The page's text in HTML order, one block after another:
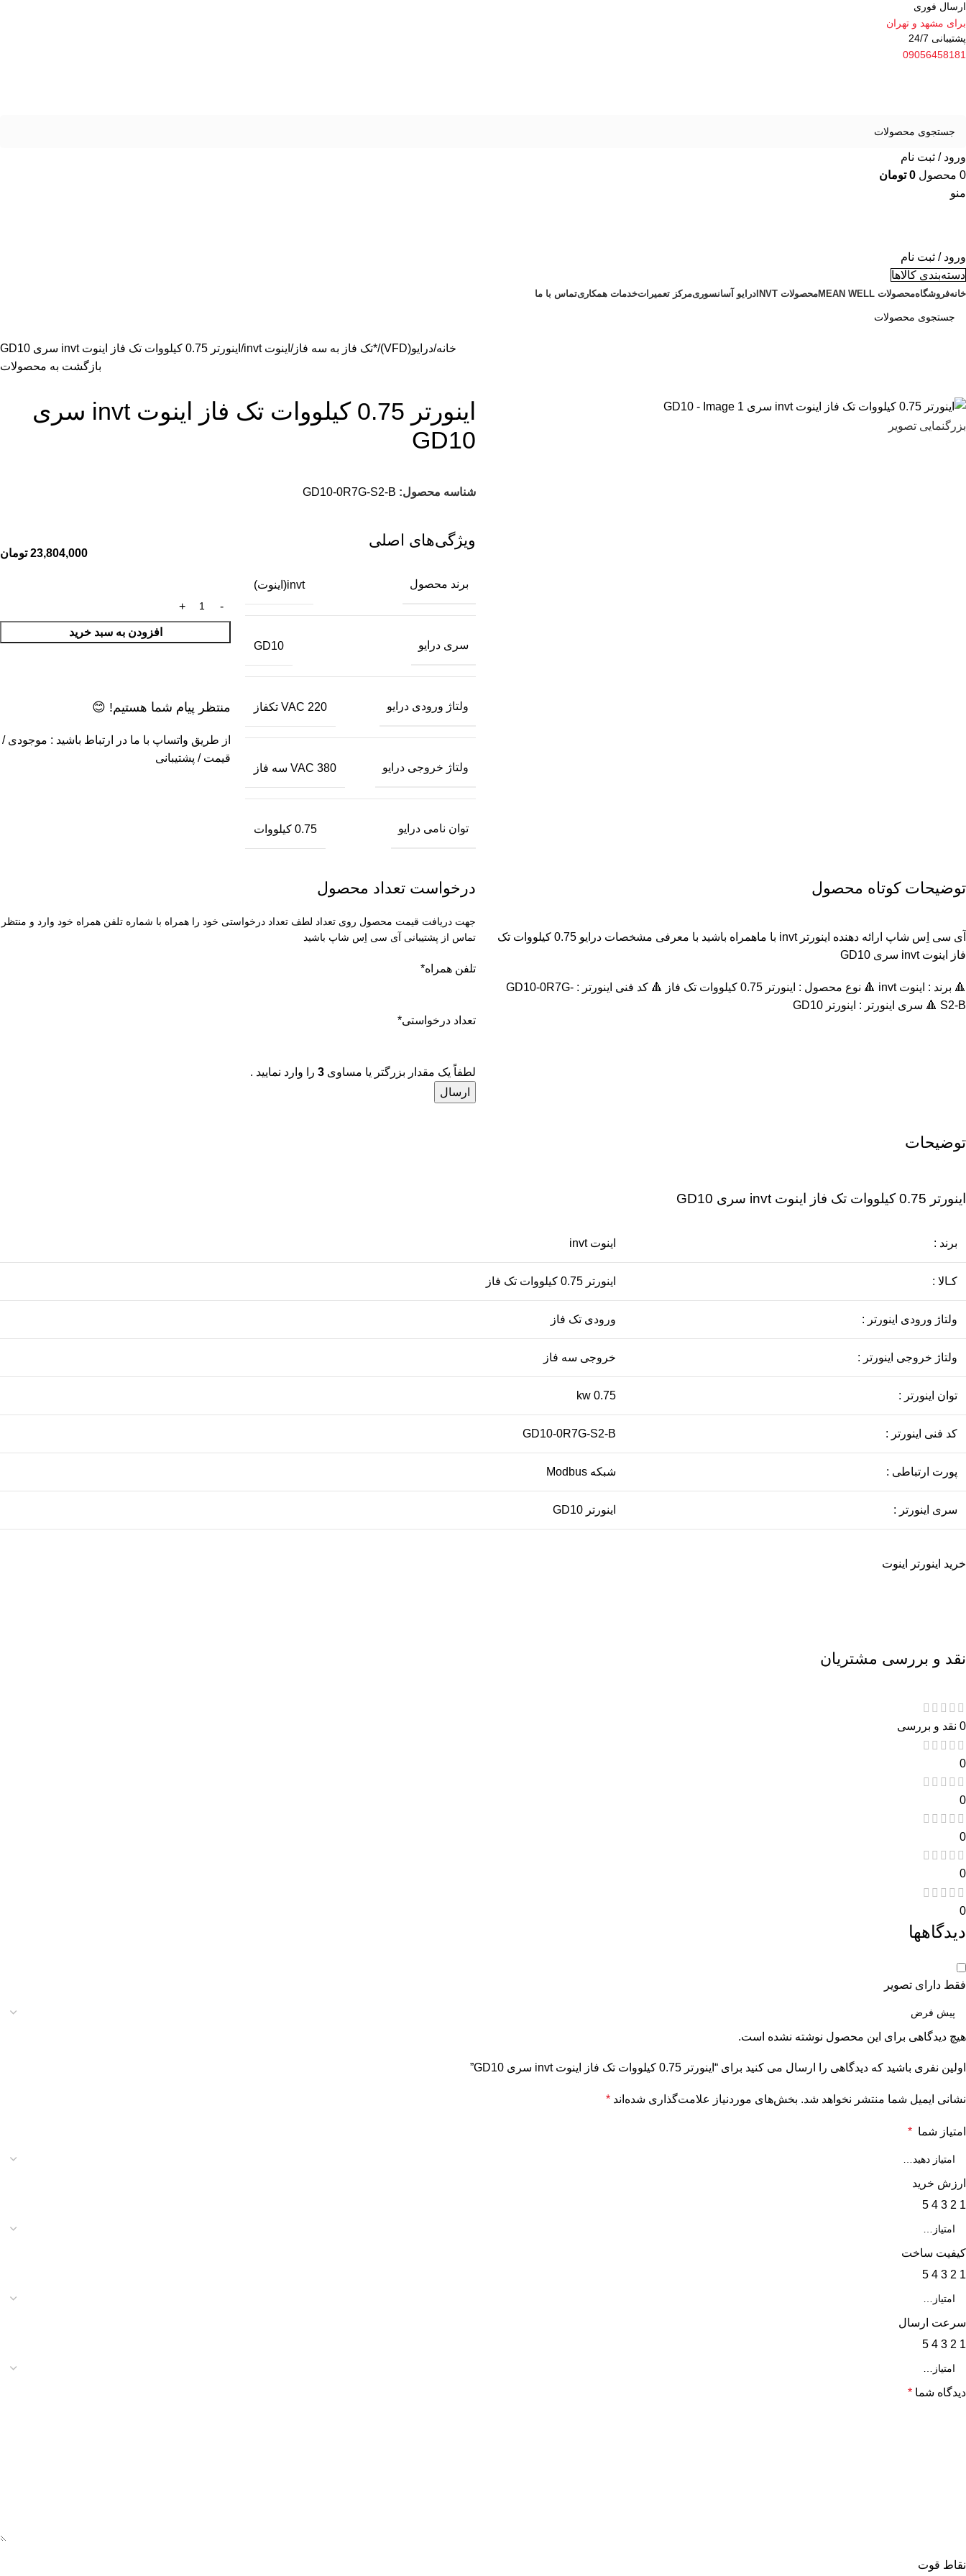
ارسال فوری
برای مشهد و تهران
پشتیبانی 24/7
09056458181
ورود / ثبت نام
0 محصول 0 تومان
منو
ورود / ثبت نام
دسته‌بندی کالاها
خانهفروشگاهمحصولات MEAN WELL محصولات INVT درایو آسانسوریمرکز تعمیراتخدمات همکاریتماس با ما
خانه درایو(VFD) *تک فاز به سه فاز اینوت invt
اينورتر 0.75 کیلووات تک فاز اینوت invt سری GD10
بازگشت به محصولات
بزرگنمایی تصویر
اينورتر 0.75 کیلووات تک فاز اینوت invt سری
GD10
شناسه محصول: GD10-0R7G-S2-B
ویژگی‌های اصلی
برند محصول invt(اینوت)
سری درایو GD10
ولتاژ ورودی درایو 220 VAC تکفاز
ولتاژ خروجی درایو 380 VAC سه فاز
توان نامی درایو 0.75 کیلووات
23,804,000 تومان
افزودن به سبد خرید
منتظر پیام شما هستیم! 😊
از طریق واتساپ با ما در ارتباط باشید : موجودی /
قیمت / پشتیبانی
توضیحات کوتاه محصول
آی سی اِس شاپ ارائه دهنده اینورتر invt با ماهمراه باشید با معرفی مشخصات درایو 0.75 کیلووات تک
فاز اینوت invt سری GD10
🔺 برند : اینوت invt 🔺 نوع محصول : اينورتر 0.75 کیلووات تک فاز 🔺 کد فنی اینورتر : GD10-0R7G-
S2-B 🔺 سری اینورتر : اينورتر GD10
درخواست تعداد محصول
جهت دریافت قیمت محصول روی تعداد لطف تعداد درخواستی خود را همراه با شماره تلفن همراه خود وارد و منتظر
تماس از پشتیبانی آی سی اِس شاپ باشید
تلفن همراه*
تعداد درخواستی*
لطفاً یک مقدار بزرگتر یا مساوی 3 را وارد نمایید .
توضیحات
اينورتر 0.75 کیلووات تک فاز اینوت invt سری GD10
برند : اینوت invt
کـالا : اينورتر 0.75 کیلووات تک فاز
ولتاژ ورودی اینورتر : ورودی تک فاز
ولتاژ خروجی اینورتر : خروجی سه فاز
توان اینورتر : 0.75 kw
کد فنی اینورتر : GD10-0R7G-S2-B
پورت ارتباطی : شبکه Modbus
سری اینورتر : اينورتر GD10
خرید اینورتر اینوت
نقد و بررسی مشتریان
0 نقد و بررسی
0
0
0
0
0
دیدگاهها
فقط دارای تصویر
هیچ دیدگاهی برای این محصول نوشته نشده است.
اولین نفری باشید که دیدگاهی را ارسال می کنید برای “اينورتر 0.75 کیلووات تک فاز اینوت invt سری GD10”
نشانی ایمیل شما منتشر نخواهد شد. بخش‌های موردنیاز علامت‌گذاری شده‌اند *
امتیاز شما *
ارزش خرید
1
2
3
4
5
کیفیت ساخت
1
2
3
4
5
سرعت ارسال
1
2
3
4
5
دیدگاه شما *
نقاط قوت